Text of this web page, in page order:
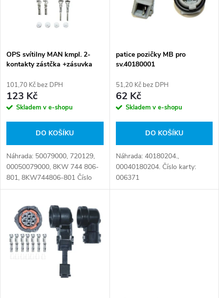
p
r
o
u
k
ů
s
p
r
o
d
u
k
ů
OPS svítilny MAN kmpl. 2-
kontakty zástčka +zásuvka
101,70 Kč bez DPH
123 Kč
Skladem v e-shopu
DO KOŠÍKU
Náhrada: 50079000, 720129,
00050079000, 8KW 744 806-
801, 8KW744806-801 Číslo
karty: 006869
patice pozičky MB pro
sv.40180001
51,20 Kč bez DPH
62 Kč
Skladem v e-shopu
DO KOŠÍKU
Náhrada: 40180204.,
00040180204. Číslo karty:
006371